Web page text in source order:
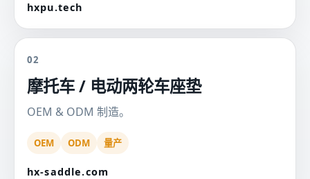
hxpu.tech
02
摩托车 / 电动两轮车座垫
OEM & ODM 制造。
OEM ODM 量产
hx-saddle.com